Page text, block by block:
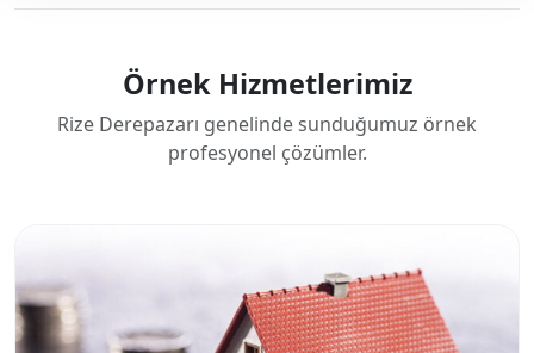
Örnek Hizmetlerimiz
Rize Derepazarı genelinde sunduğumuz örnek
profesyonel çözümler.